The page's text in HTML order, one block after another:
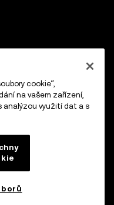
cookie“,
na vašem zařízení,
analýzou využití dat a s